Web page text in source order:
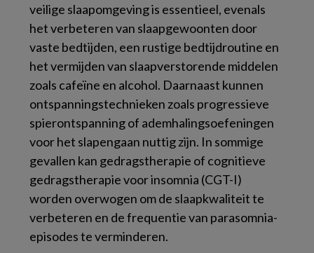
veilige slaapomgeving is essentieel, evenals
het verbeteren van slaapgewoonten door
vaste bedtijden, een rustige bedtijdroutine en
het vermijden van slaapverstorende middelen
zoals cafeïne en alcohol. Daarnaast kunnen
ontspanningstechnieken zoals progressieve
spierontspanning of ademhalingsoefeningen
voor het slapengaan nuttig zijn. In sommige
gevallen kan gedragstherapie of cognitieve
gedragstherapie voor insomnia (CGT-I)
worden overwogen om de slaapkwaliteit te
verbeteren en de frequentie van parasomnia-
episodes te verminderen.